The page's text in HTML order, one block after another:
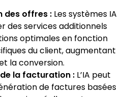
des offres :Les systèmes IA
des services additionnels
optimales en fonction
du client, augmentant
la conversion.
la facturation :L’IA peut
de factures basées